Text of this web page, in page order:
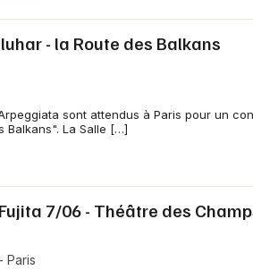
- la Route des Balkans
sont attendus à Paris pour un
Balkans". La Salle […]
7/06 - Théâtre des
Paris